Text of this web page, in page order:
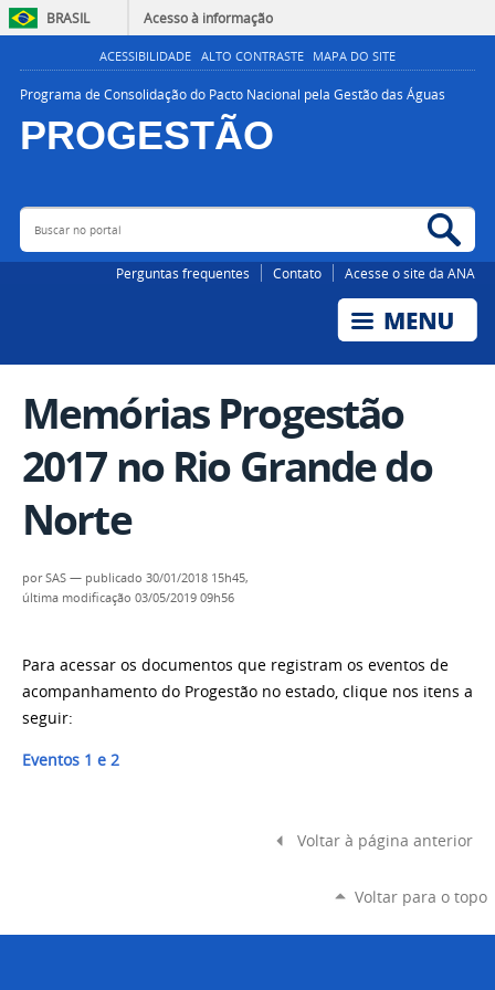
BRASIL Acesso à informação
ACESSIBILIDADE ALTO CONTRASTE MAPA DO SITE
Programa de Consolidação do Pacto Nacional pela Gestão das Águas
PROGESTÃO
AGÊNCIA NACIONAL DE ÁGUAS E SANEAMENTO BÁSICO
Buscar no portal
Perguntas frequentes Contato Acesse o site da ANA
Memórias Progestão
2017 no Rio Grande do
Norte
porSAS — publicado 30/01/2018 15h45,
última modificação 03/05/2019 09h56
Para acessar os documentos que registram os eventos de
acompanhamento do Progestão no estado, clique nos itens a
seguir:
Eventos 1 e 2
Voltar à página anterior
Voltar para o topo